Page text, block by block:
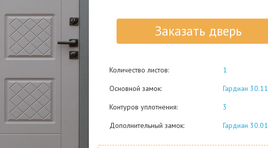
Заказать дверь
Количество листов:
1
Основной замок:
Гардиан 30.11
Контуров уплотнения:
3
Дополнительный замок:
Гардиан 30.01